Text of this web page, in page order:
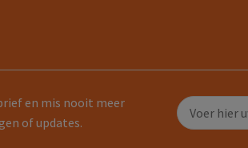
en mis nooit meer
of updates.